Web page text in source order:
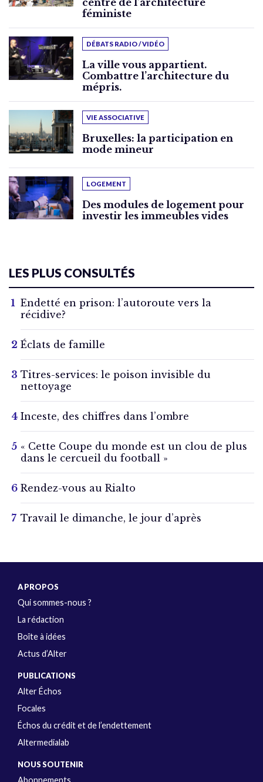
centre de l’architecture
féministe
DÉBATS RADIO / VIDÉO
La ville vous appartient.
Combattre l’architecture du
mépris.
VIE ASSOCIATIVE
Bruxelles: la participation en
mode mineur
LOGEMENT
Des modules de logement pour
investir les immeubles vides
LES PLUS CONSULTÉS
Endetté en prison: l’autoroute vers la
récidive?
Éclats de famille
Titres-services: le poison invisible du
nettoyage
Inceste, des chiffres dans l’ombre
« Cette Coupe du monde est un clou de plus
dans le cercueil du football »
Rendez-vous au Rialto
Travail le dimanche, le jour d’après
A PROPOS
Qui sommes-nous ?
La rédaction
Boîte à idées
Actus d’Alter
PUBLICATIONS
Alter Échos
Focales
Échos du crédit et de l’endettement
Altermedialab
NOUS SOUTENIR
Abonnements